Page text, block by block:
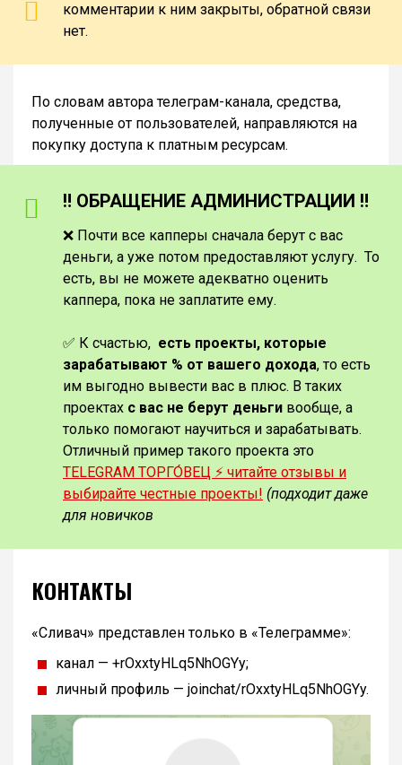
комментарии к ним закрыты, обратной связи
нет.
По словам автора телеграм-канала, средства,
полученные от пользователей, направляются на
покупку доступа к платным ресурсам.
‼️ ОБРАЩЕНИЕ АДМИНИСТРАЦИИ ‼️
❌ Почти все капперы сначала берут с вас
деньги, а уже потом предоставляют услугу. То
есть, вы не можете адекватно оценить
каппера, пока не заплатите ему.
✅ К счастью, есть проекты, которые
зарабатывают % от вашего дохода, то есть
им выгодно вывести вас в плюс. В таких
проектах с вас не берут деньги вообще, а
только помогают научиться и зарабатывать.
Отличный пример такого проекта это
TELEGRAM ТОРГО́ВЕЦ ⚡️ читайте отзывы и
выбирайте честные проекты! (подходит даже
для новичков
КОНТАКТЫ
«Сливач» представлен только в «Телеграмме»:
канал — +rOxxtyHLq5NhOGYy;
личный профиль — joinchat/rOxxtyHLq5NhOGYy.